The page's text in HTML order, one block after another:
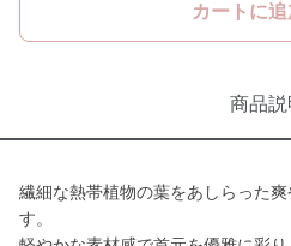
カートに
商品説
繊細な熱帯植物の葉をあしらった
す。